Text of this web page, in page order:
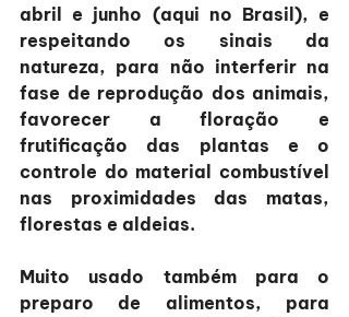
abril e junho (aqui no Brasil), e
respeitando os sinais da
natureza, para não interferir na
fase de reprodução dos animais,
favorecer a floração e
frutificação das plantas e o
controle do material combustível
nas proximidades das matas,
florestas e aldeias.
Muito usado também para o
preparo de alimentos, para